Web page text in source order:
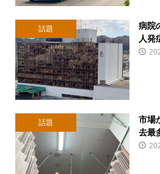
話題
病院
人発
話題
市場
去最